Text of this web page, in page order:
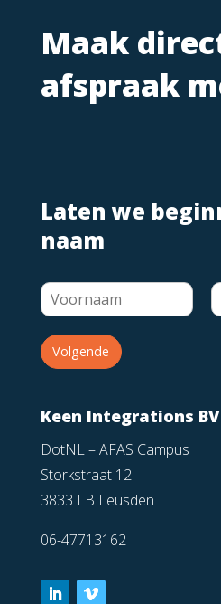
Maak
afspraak
Laten we
naam
Volgende
Keen Integrations BV
DotNL – AFAS Campus
Storkstraat 12
3833 LB Leusden
06-47713162